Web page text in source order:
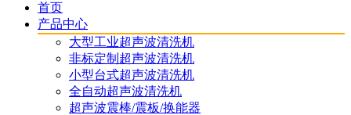
首页
产品中心
大型工业超声波清洗机
非标定制超声波清洗机
小型台式超声波清洗机
全自动超声波清洗机
超声波震棒/震板/换能器